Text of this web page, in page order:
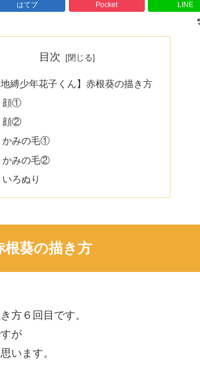
はてブ Pocket LINE
目次
地縛少年花子くん】赤根葵の描き方
顔①
顔②
かみの毛①
かみの毛②
いろぬり
根葵の描き方
方６回目です。
が
います。